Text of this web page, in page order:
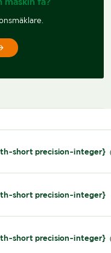
short precision-integer}
short precision-integer}
short precision-integer}